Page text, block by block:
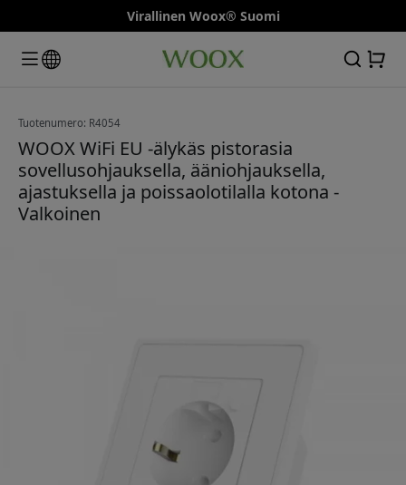
Virallinen Woox® Suomi
Tuotenumero: R4054
WOOX WiFi EU -älykäs pistorasia
sovellusohjauksella, ääniohjauksella,
ajastuksella ja poissaolotilalla kotona -
Valkoinen